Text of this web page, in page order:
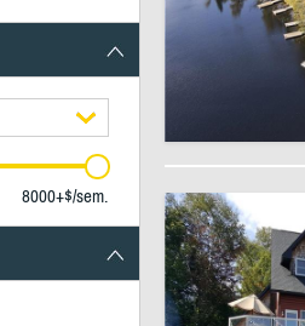
8000+$/sem.